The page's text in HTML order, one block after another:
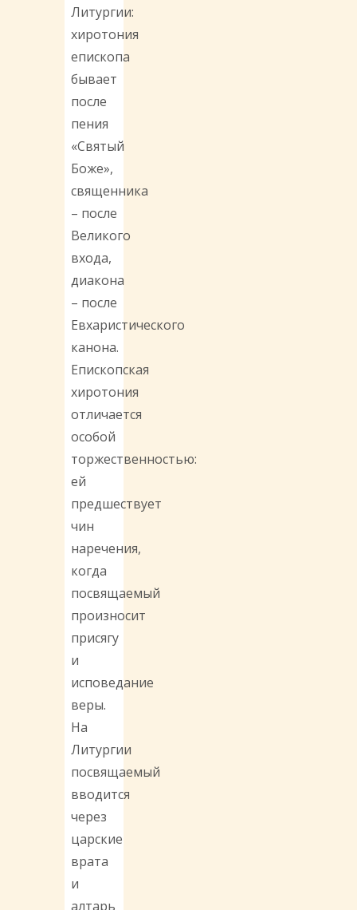
Литургии:
хиротония
епископа
бывает
после
пения
«Святый
Боже»,
священника
– после
Великого
входа,
диакона
– после
Евхаристического
канона.
Епископская
хиротония
отличается
особой
торжественностью:
ей
предшествует
чин
наречения,
когда
посвящаемый
произносит
присягу
и
исповедание
веры.
На
Литургии
посвящаемый
вводится
через
царские
врата
и
алтарь